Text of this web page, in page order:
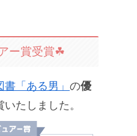
ー賞受賞☘
「ある男」 の優
いたしました。